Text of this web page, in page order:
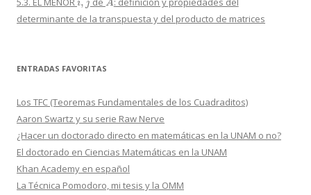
determinante de la transpuesta y del producto de matrices
ENTRADAS FAVORITAS
Los TFC (Teoremas Fundamentales de los Cuadraditos)
Aaron Swartz y su serie Raw Nerve
¿Hacer un doctorado directo en matemáticas en la UNAM o no?
El doctorado en Ciencias Matemáticas en la UNAM
Khan Academy en español
La Técnica Pomodoro, mi tesis y la OMM